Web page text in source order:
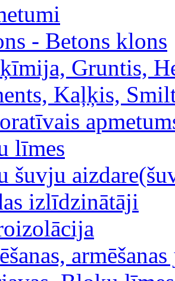
- Betons klons
Gruntis,
Kaļķis,
līmes
šuvju
izlīdzinātāji
armēšanas